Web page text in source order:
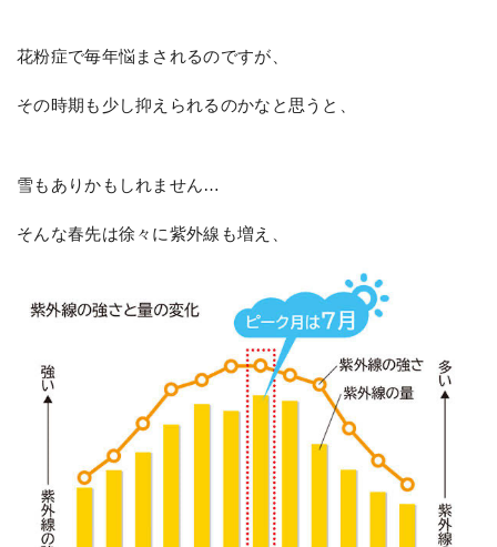
花粉症で毎年悩まされるのですが、
その時期も少し抑えられるのかなと思うと、
雪もありかもしれません…
そんな春先は徐々に紫外線も増え、